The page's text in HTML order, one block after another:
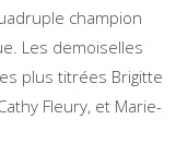
champion
Les demoiselles
plus titrées Brigitte
Fleury, et Marie-